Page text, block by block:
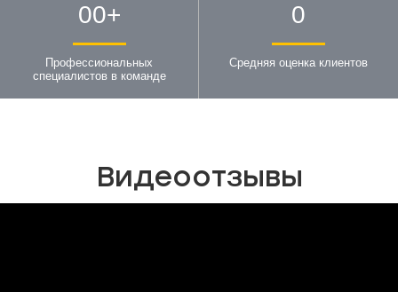
00+
Профессиональных
специалистов в команде
0
Средняя оценка клиентов
Видеоотзывы